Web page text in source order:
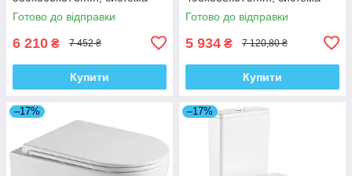
змиву Tornado 1.0 (MP6477)
Готово до відправки
6 210 ₴ 7 452 ₴
Купити
змиву Tornado 1.0 (MP6476)
Готово до відправки
5 934 ₴ 7 120,80 ₴
Купити
–17% –17%